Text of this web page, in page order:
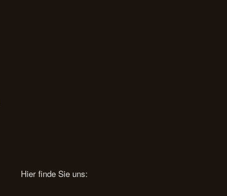
Hier finde Sie uns: